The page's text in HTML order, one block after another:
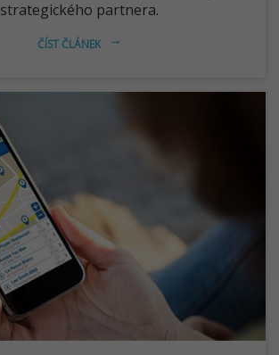
strategického partnera.
arrow_right_alt
ČÍST ČLÁNEK